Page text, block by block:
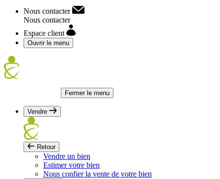
Nous contacter
Nous contacter
Espace client
Ouvrir le menu
Fermer le menu
Vendre
Retour
Vendre un bien
Estimer votre bien
Nous confier la vente de votre bien